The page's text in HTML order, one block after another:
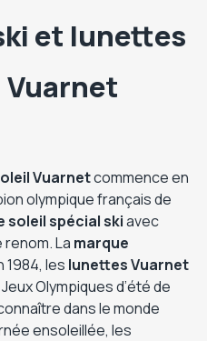
et lunettes
Vuarnet
Vuarnetcommence en
olympique français de
soleil spécial skiavec
La marque
1984, les lunettes Vuarnet
Olympiques d’été de
dans le monde
ensoleillée, les